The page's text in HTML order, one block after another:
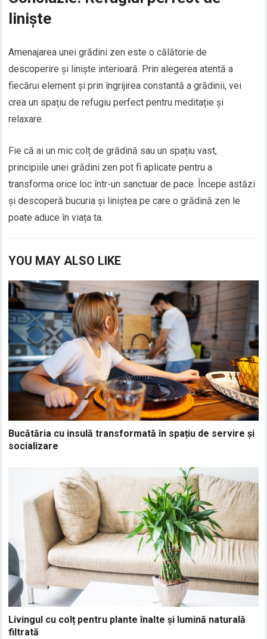
liniște
Amenajarea unei grădini zen este o călătorie de
descoperire și liniște interioară. Prin alegerea atentă a
fiecărui element și prin îngrijirea constantă a grădinii, vei
crea un spațiu de refugiu perfect pentru meditație și
relaxare.
Fie că ai un mic colț de grădină sau un spațiu vast,
principiile unei grădini zen pot fi aplicate pentru a
transforma orice loc într-un sanctuar de pace. Începe astăzi
și descoperă bucuria și liniștea pe care o grădină zen le
poate aduce în viața ta.
YOU MAY ALSO LIKE
Bucătăria cu insulă transformată în spațiu de servire și
socializare
Livingul cu colț pentru plante înalte și lumină naturală
filtrată